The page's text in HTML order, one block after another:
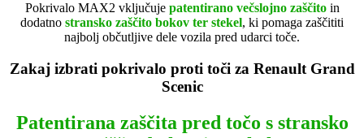
Pokrivalo MAX2 vključuje patentirano večslojno zaščitoin
dodatno stransko zaščito bokov ter stekel, ki pomaga zaščititi
najbolj občutljive dele vozila pred udarci toče.
Zakaj izbrati pokrivalo proti toči za Renault Grand
Scenic
Patentirana zaščita pred točo s stransko